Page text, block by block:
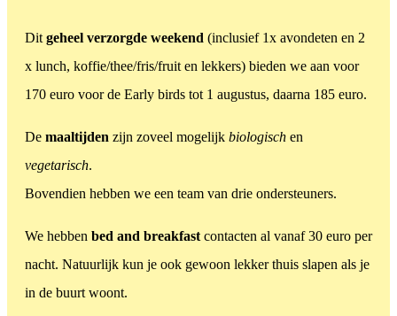
Dit geheel verzorgde weekend (inclusief 1x avondeten en 2
x lunch, koffie/thee/fris/fruit en lekkers) bieden we aan voor
170 euro voor de Early birds tot 1 augustus, daarna 185 euro.
De maaltijden zijn zoveel mogelijk biologisch en
vegetarisch.
Bovendien hebben we een team van drie ondersteuners.
We hebben bed and breakfast contacten al vanaf 30 euro per
nacht. Natuurlijk kun je ook gewoon lekker thuis slapen als je
in de buurt woont.